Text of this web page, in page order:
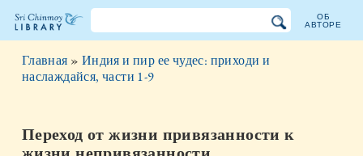
Библиотека
Шри
Чинмоя
ОБ
АВТОРЕ
Главная » Индия и пир ее чудес: приходи и
наслаждайся, части 1-9
Переход от жизни привязанности к